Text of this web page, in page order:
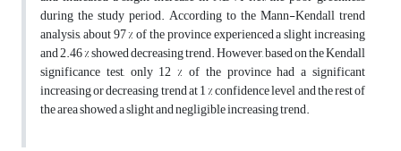
during the study period. According to the Mann-Kendall trend
analysis, about 97 % of the province experienced a slight increasing
and 2.46 % showed decreasing trend. However, based on the Kendall
significance test, only 12 % of the province had a significant
increasing or decreasing trend at 1 % confidence level and the rest of
the area showed a slight and negligible increasing trend.